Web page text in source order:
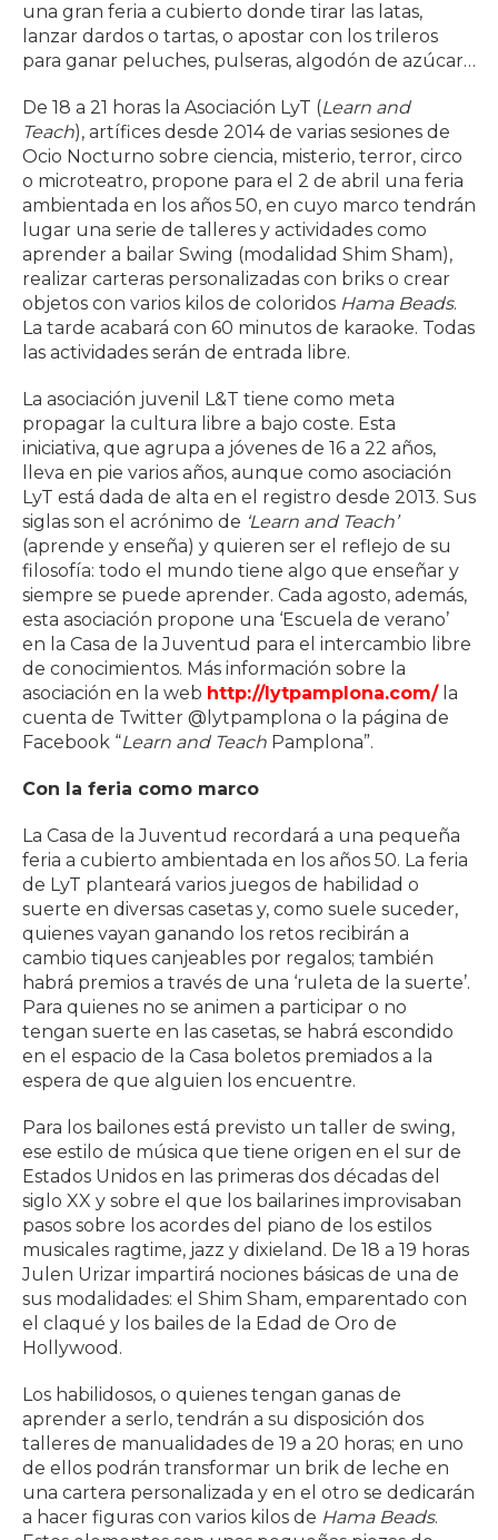
una gran feria a cubierto donde tirar las latas,
lanzar dardos o tartas, o apostar con los trileros
para ganar peluches, pulseras, algodón de azúcar…
De 18 a 21 horas la Asociación LyT (Learn and
Teach), artífices desde 2014 de varias sesiones de
Ocio Nocturno sobre ciencia, misterio, terror, circo
o microteatro, propone para el 2 de abril una feria
ambientada en los años 50, en cuyo marco tendrán
lugar una serie de talleres y actividades como
aprender a bailar Swing (modalidad Shim Sham),
realizar carteras personalizadas con briks o crear
objetos con varios kilos de coloridos Hama Beads.
La tarde acabará con 60 minutos de karaoke. Todas
las actividades serán de entrada libre.
La asociación juvenil L&T tiene como meta
propagar la cultura libre a bajo coste. Esta
iniciativa, que agrupa a jóvenes de 16 a 22 años,
lleva en pie varios años, aunque como asociación
LyT está dada de alta en el registro desde 2013. Sus
siglas son el acrónimo de ‘Learn and Teach’
(aprende y enseña) y quieren ser el reflejo de su
filosofía: todo el mundo tiene algo que enseñar y
siempre se puede aprender. Cada agosto, además,
esta asociación propone una ‘Escuela de verano’
en la Casa de la Juventud para el intercambio libre
de conocimientos. Más información sobre la
asociación en la web http://lytpamplona.com/la
cuenta de Twitter @lytpamplona o la página de
Facebook “Learn and Teach Pamplona”.
Con la feria como marco
La Casa de la Juventud recordará a una pequeña
feria a cubierto ambientada en los años 50. La feria
de LyT planteará varios juegos de habilidad o
suerte en diversas casetas y, como suele suceder,
quienes vayan ganando los retos recibirán a
cambio tiques canjeables por regalos; también
habrá premios a través de una ‘ruleta de la suerte’.
Para quienes no se animen a participar o no
tengan suerte en las casetas, se habrá escondido
en el espacio de la Casa boletos premiados a la
espera de que alguien los encuentre.
Para los bailones está previsto un taller de swing,
ese estilo de música que tiene origen en el sur de
Estados Unidos en las primeras dos décadas del
siglo XX y sobre el que los bailarines improvisaban
pasos sobre los acordes del piano de los estilos
musicales ragtime, jazz y dixieland. De 18 a 19 horas
Julen Urizar impartirá nociones básicas de una de
sus modalidades: el Shim Sham, emparentado con
el claqué y los bailes de la Edad de Oro de
Hollywood.
Los habilidosos, o quienes tengan ganas de
aprender a serlo, tendrán a su disposición dos
talleres de manualidades de 19 a 20 horas; en uno
de ellos podrán transformar un brik de leche en
una cartera personalizada y en el otro se dedicarán
a hacer figuras con varios kilos de Hama Beads.